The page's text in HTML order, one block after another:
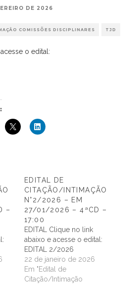
DE 2026
COMISSÕES DISCIPLINARES TJD
o edital:
–
EDITAL DE
CITAÇÃO/INTIMAÇÃO
N°2/2026 – EM
27/01/2026 – 4ªCD –
17:00
EDITAL Clique no link
abaixo e acesse o edital:
EDITAL 2/2026
22 de janeiro de 2026
Em "Edital de
Citação/Intimação